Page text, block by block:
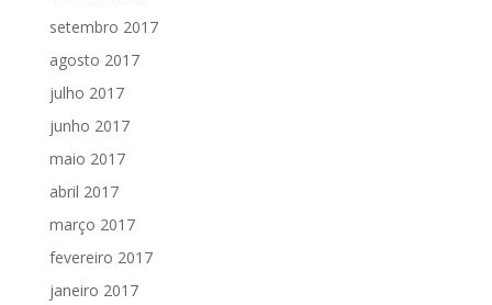
setembro 2017
agosto 2017
julho 2017
junho 2017
maio 2017
abril 2017
março 2017
fevereiro 2017
janeiro 2017